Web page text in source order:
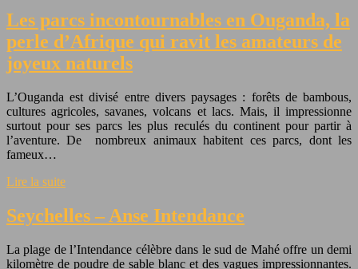
Les parcs incontournables en Ouganda, la
perle d’Afrique qui ravit les amateurs de
joyeux naturels
L’Ouganda est divisé entre divers paysages : forêts de bambous,
cultures agricoles, savanes, volcans et lacs. Mais, il impressionne
surtout pour ses parcs les plus reculés du continent pour partir à
l’aventure. De nombreux animaux habitent ces parcs, dont les
fameux…
Lire la suite
Seychelles – Anse Intendance
La plage de l’Intendance célèbre dans le sud de Mahé offre un demi
kilomètre de poudre de sable blanc et des vagues impressionnantes.